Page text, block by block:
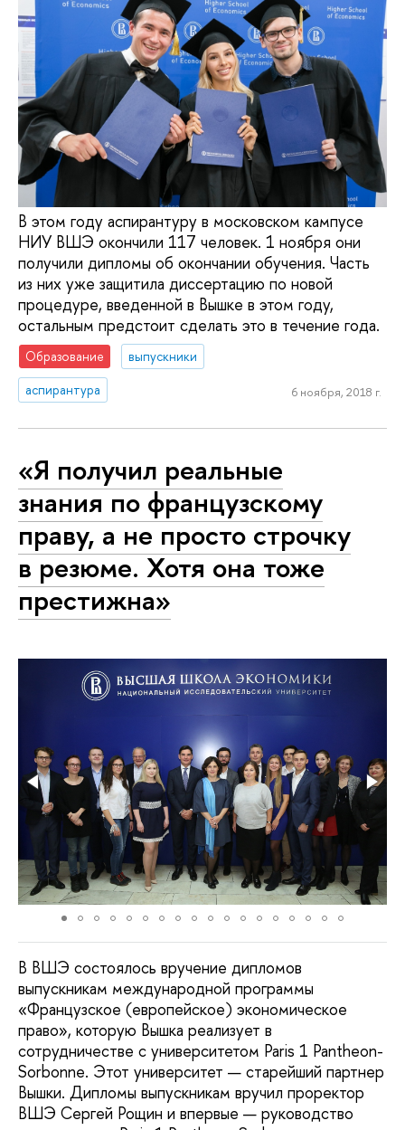
В этом году аспирантуру в московском кампусе
НИУ ВШЭ окончили 117 человек. 1 ноября они
получили дипломы об окончании обучения. Часть
из них уже защитила диссертацию по новой
процедуре, введенной в Вышке в этом году,
остальным предстоит сделать это в течение года.
Образование
выпускники
аспирантура
6 ноября, 2018 г.
«Я получил реальные
знания по французскому
праву, а не просто строчку
в резюме. Хотя она тоже
престижна»
В ВШЭ состоялось вручение дипломов
выпускникам международной программы
«Французское (европейское) экономическое
право», которую Вышка реализует в
сотрудничестве с университетом Paris 1 Pantheon-
Sorbonne. Этот университет — старейший партнер
Вышки. Дипломы выпускникам вручил проректор
ВШЭ Сергей Рощин и впервые — руководство